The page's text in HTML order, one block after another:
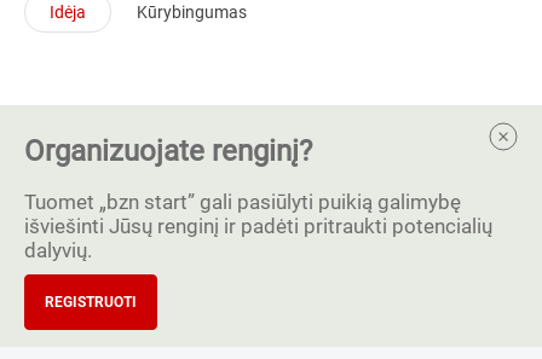
Idėja Kūrybingumas
Organizuojate renginį?
Tuomet „bzn start” gali pasiūlyti puikią galimybę
išviešinti Jūsų renginį ir padėti pritraukti potencialių
dalyvių.
REGISTRUOTI